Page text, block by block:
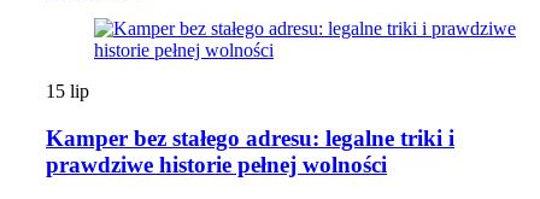
15 lip
Kamper bez stałego adresu: legalne triki i
prawdziwe historie pełnej wolności